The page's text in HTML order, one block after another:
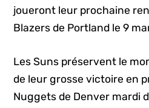
joueront leur prochaine
Blazers de Portland le 9
Les Suns préservent le
de leur grosse victoire en
Nuggets de Denver mardi